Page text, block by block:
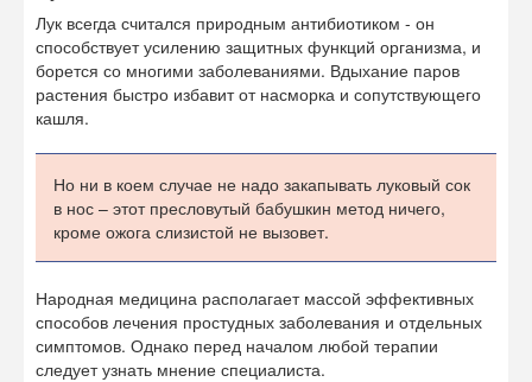
Лук всегда считался природным антибиотиком - он
способствует усилению защитных функций организма, и
борется со многими заболеваниями. Вдыхание паров
растения быстро избавит от насморка и сопутствующего
кашля.
Но ни в коем случае не надо закапывать луковый сок
в нос – этот пресловутый бабушкин метод ничего,
кроме ожога слизистой не вызовет.
Народная медицина располагает массой эффективных
способов лечения простудных заболевания и отдельных
симптомов. Однако перед началом любой терапии
следует узнать мнение специалиста.